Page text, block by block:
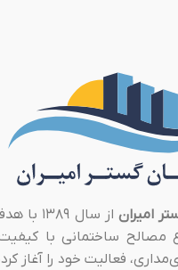
امیران
از سال
مصالح ساختمانی با
فعالیت خود را آغاز